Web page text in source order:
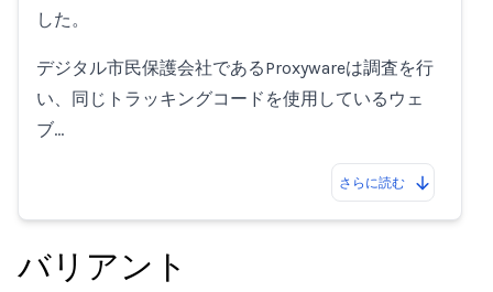
した。
デジタル市民保護会社であるProxywareは調査を行
い、同じトラッキングコードを使用しているウェ
ブ…
さらに読む
バリアント